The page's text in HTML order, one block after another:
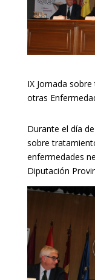
IX Jornada
otras
Durante el día
sobre
enfermedades
Diputación